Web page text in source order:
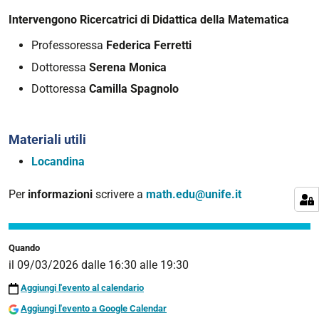
Quando
il 09/03/2026 dalle 16:30 alle 19:30
Aggiungi l'evento al calendario
Aggiungi l'evento a Google Calendar
Intervengono Ricercatrici di Didattica della Matematica
Professoressa Federica Ferretti
Dottoressa Serena Monica
Dottoressa Camilla Spagnolo
Materiali utili
Locandina
Per informazioni scrivere a math.edu@unife.it